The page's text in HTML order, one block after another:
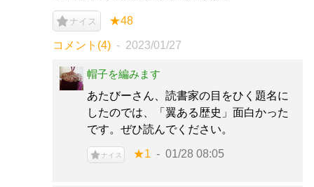
ナイス ★48
コメント(4) 2023/01/27
帽子を編みます
あたびーさん、読書家の目をひく題名に
したのでは、「翼ある歴史」面白かった
です。ぜひ読んでください。
ナイス ★1 01/28 08:05